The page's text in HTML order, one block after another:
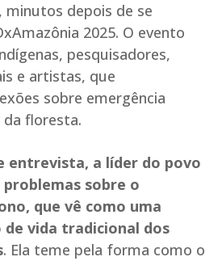
minutos depois de se
2025. O evento
pesquisadores,
e artistas, que
sobre emergência
floresta.
entrevista, a líder do povo
sobre o
que vê como uma
de vida tradicional dos
. Ela teme pela forma como o